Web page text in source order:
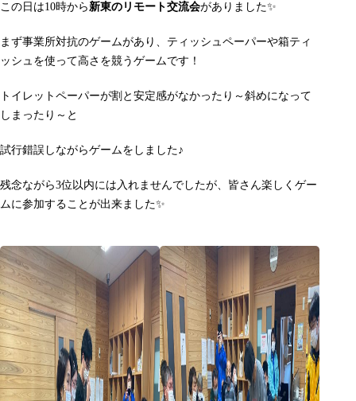
この日は10時から新東のリモート交流会がありました✨
まず事業所対抗のゲームがあり、ティッシュペーパーや箱ティ
ッシュを使って高さを競うゲームです！
トイレットペーパーが割と安定感がなかったり～斜めになって
しまったり～と
試行錯誤しながらゲームをしました♪
残念ながら3位以内には入れませんでしたが、皆さん楽しくゲー
ムに参加することが出来ました✨